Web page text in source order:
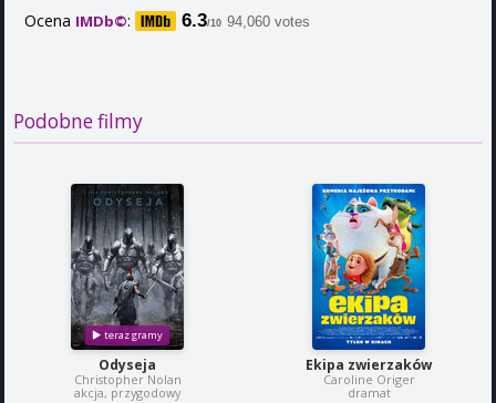
Ocena IMDb©: 6.3/10 94,060 votes
Podobne filmy
Odyseja
Christopher Nolan
akcja, przygodowy
Ekipa zwierzaków
Caroline Origer
dramat